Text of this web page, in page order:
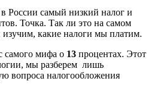
России самый низкий налог и
Точка. Так ли это на самом
изучим, какие налоги мы платим.
самого мифа о 13 процентах. Этот
мы разберем лишь
вопроса налогообложения